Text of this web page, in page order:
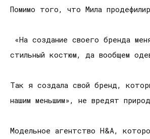
Помимо того, что Мила
«На создание своего бренда
стильный костюм, да вообщем
Так я создала свой бренд,
нашим меньшим», не вредят
Модельное агентство H&A,